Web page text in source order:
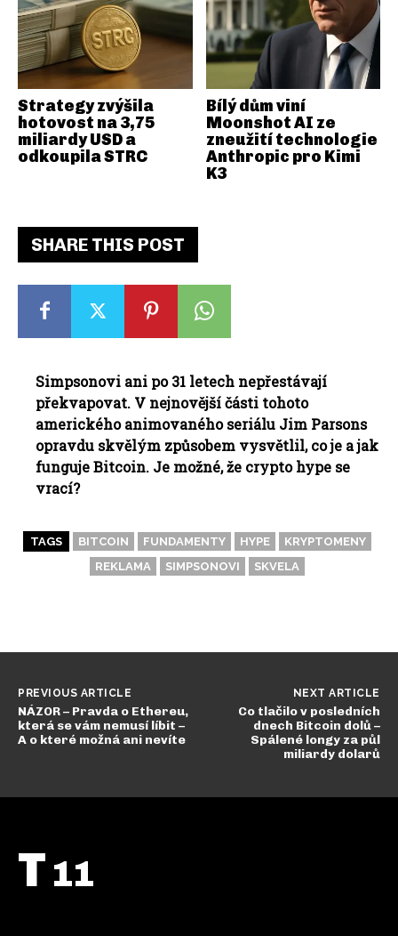
SHARE THIS POST
Simpsonovi ani po 31 letech nepřestávají
překvapovat. V nejnovější části tohoto
amerického animovaného seriálu Jim Parsons
opravdu skvělým způsobem vysvětlil, co je a jak
funguje Bitcoin. Je možné, že crypto hype se
vrací?
TAGS BITCOIN FUNDAMENTY HYPE
KRYPTOMENY
REKLAMA
SIMPSONOVI SKVELA
Strategy zvýšila
hotovost na 3,75
miliardy USD a
odkoupila STRC
Bílý dům viní
Moonshot AI ze
zneužití technologie
Anthropic pro Kimi
K3
PREVIOUS ARTICLE
NÁZOR – Pravda o Ethereu,
která se vám nemusí líbit –
A o které možná ani nevíte
NEXT ARTICLE
Co tlačilo v posledních
dnech Bitcoin dolů –
Spálené longy za půl
miliardy dolarů
T 11